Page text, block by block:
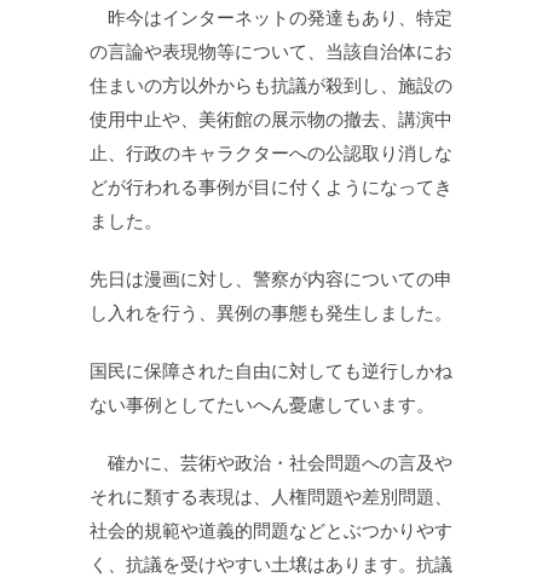
昨今はインターネットの発達もあり、特定
の言論や表現物等について、当該自治体にお
住まいの方以外からも抗議が殺到し、施設の
使用中止や、美術館の展示物の撤去、講演中
止、行政のキャラクターへの公認取り消しな
どが行われる事例が目に付くようになってき
ました。
先日は漫画に対し、警察が内容についての申
し入れを行う、異例の事態も発生しました。
国民に保障された自由に対しても逆行しかね
ない事例としてたいへん憂慮しています。
確かに、芸術や政治・社会問題への言及や
それに類する表現は、人権問題や差別問題、
社会的規範や道義的問題などとぶつかりやす
く、抗議を受けやすい土壌はあります。抗議